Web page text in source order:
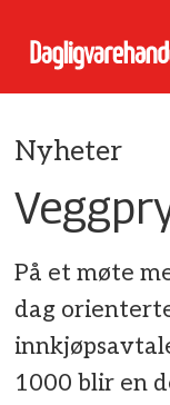
Nyheter
På et møte
dag
1000 blir en